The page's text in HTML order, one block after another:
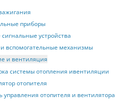
приборы
устройства
вспомогательные механизмы
и вентиляция
системы отопления ивентиляции
отопителя
управления отопителя и вентилятора